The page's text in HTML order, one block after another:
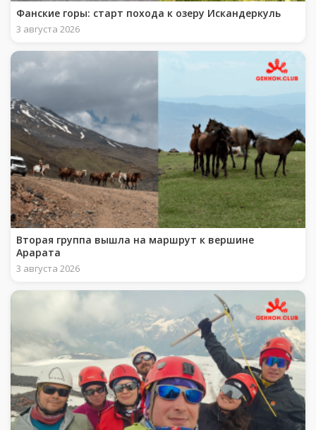
Фанские горы: старт похода к озеру Искандеркуль
3 августа 2026
Вторая группа вышла на маршрут к вершине
Арарата
3 августа 2026